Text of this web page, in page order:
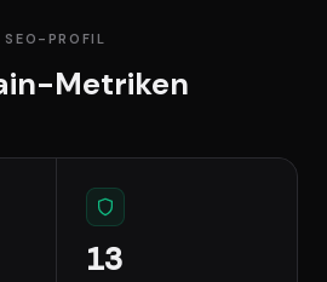
SEO-PROFIL
Metriken
13